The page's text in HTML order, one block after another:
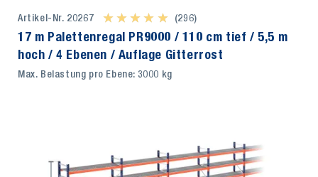
Artikel-Nr. 20267 ★ ★ ★ ★ ★
★ ★ ★ ★ ★ (296)
17 m Palettenregal PR9000 / 110 cm tief / 5,5 m
hoch / 4 Ebenen / Auflage Gitterrost
Max. Belastung pro Ebene: 3000 kg